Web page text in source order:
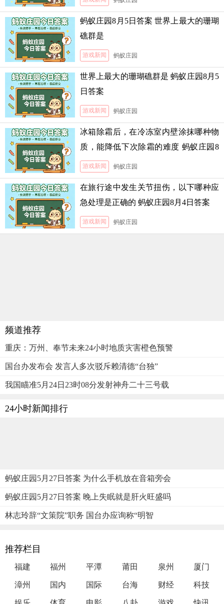
蚂蚁庄园8月5日答案 世界上最大的珊瑚
礁群是
游戏新闻 蚂蚁庄园
世界上最大的珊瑚礁群是 蚂蚁庄园8月5
日答案
游戏新闻 蚂蚁庄园
冰箱除霜后，在冷冻室内壁涂抹哪种物
质，能降低下次除霜的难度 蚂蚁庄园8
月5日答案
游戏新闻 蚂蚁庄园
在旅行途中发生关节扭伤，以下哪种应
急处理是正确的 蚂蚁庄园8月4日答案
游戏新闻 蚂蚁庄园
频道推荐
重庆：万州、奉节未来24小时地质灾害橙色预警
国台办发布会 发言人多次驳斥赖清德“台独”
我国瞄准5月24日23时08分发射神舟二十三号载
24小时新闻排行
蚂蚁庄园5月27日答案 为什么手机放在音箱旁会
蚂蚁庄园5月27日答案 晚上失眠就是肝火旺盛吗
林志玲辞“文策院”职务 国台办应询称“明智
推荐栏目
福建 福州 平潭 莆田 泉州 厦门
漳州 国内 国际 台海 财经 科技